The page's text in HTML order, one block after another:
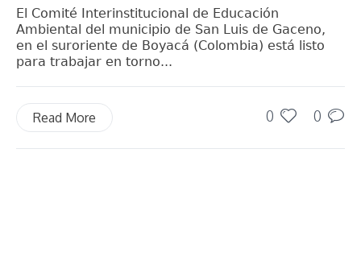
El Comité Interinstitucional de Educación
Ambiental del municipio de San Luis de Gaceno,
en el suroriente de Boyacá (Colombia) está listo
para trabajar en torno...
0 0
Read More